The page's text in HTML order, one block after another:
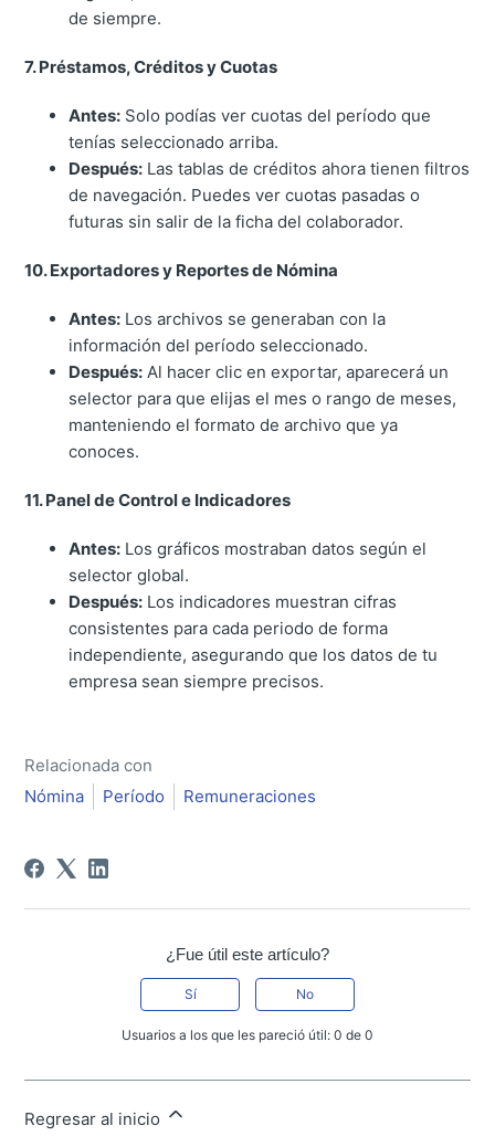
de siempre.
7. Préstamos, Créditos y Cuotas
Antes: Solo podías ver cuotas del período que
tenías seleccionado arriba.
Después: Las tablas de créditos ahora tienen filtros
de navegación. Puedes ver cuotas pasadas o
futuras sin salir de la ficha del colaborador.
10. Exportadores y Reportes de Nómina
Antes: Los archivos se generaban con la
información del período seleccionado.
Después: Al hacer clic en exportar, aparecerá un
selector para que elijas el mes o rango de meses,
manteniendo el formato de archivo que ya
conoces.
11. Panel de Control e Indicadores
Antes: Los gráficos mostraban datos según el
selector global.
Después: Los indicadores muestran cifras
consistentes para cada periodo de forma
independiente, asegurando que los datos de tu
empresa sean siempre precisos.
Relacionada con
Nómina
Período Remuneraciones
¿Fue útil este artículo?
Sí No
Usuarios a los que les pareció útil: 0 de 0
Regresar al inicio